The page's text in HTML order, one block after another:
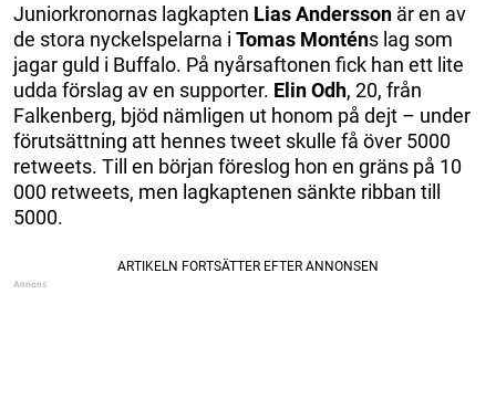
Juniorkronornas lagkapten Lias Andersson är en av
de stora nyckelspelarna i Tomas Monténs lag som
jagar guld i Buffalo. På nyårsaftonen fick han ett lite
udda förslag av en supporter. Elin Odh, 20, från
Falkenberg, bjöd nämligen ut honom på dejt – under
förutsättning att hennes tweet skulle få över 5000
retweets. Till en början föreslog hon en gräns på 10
000 retweets, men lagkaptenen sänkte ribban till
5000.